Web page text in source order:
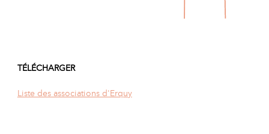
TÉLÉCHARGER
Liste des associations d'Erquy